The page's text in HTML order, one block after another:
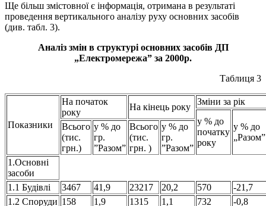
Ще більш змістовної є інформація, отримана в результаті
проведення вертикального аналізу руху основних засобів
(див. табл. 3).
Аналіз змін в структурі основних засобів ДП
„Електромережа” за 2000р.
Таблиця 3
Показники
На початок
року
На кінець року
Зміни за рік
у % до
початку
року
у % до
„Разом”
Всього
(тис.
грн.)
у % до
гр.
”Разом”
Всього
(тис.
грн. )
у % до
гр.
”Разом”
1.Основні
засоби
1.1 Будівлі
3467 41,9 23217 20,2 570
-21,7
1.2 Споруди 158 1,9 1315 1,1 732
-0,8